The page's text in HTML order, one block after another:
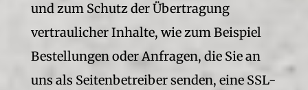
und zum Schutz der Übertragung
vertraulicher Inhalte, wie zum Beispiel
Bestellungen oder Anfragen, die Sie an
uns als Seitenbetreiber senden, eine SSL-